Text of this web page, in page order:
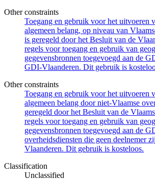
Other constraints
Toegang en gebruik voor het uitvoeren
algemeen belang, op niveau van
is geregeld door het Besluit van de
regels voor toegang en gebruik van
gegevensbronnen toegevoegd aan de
GDI-Vlaanderen. Dit gebruik is
Other constraints
Toegang en gebruik voor het uitvoeren
algemeen belang door niet-Vlaamse
geregeld door het Besluit van de
regels voor toegang en gebruik van
gegevensbronnen toegevoegd aan de
overheidsdiensten die geen deelnemer
Vlaanderen. Dit gebruik is kosteloos.
Classification
Unclassified